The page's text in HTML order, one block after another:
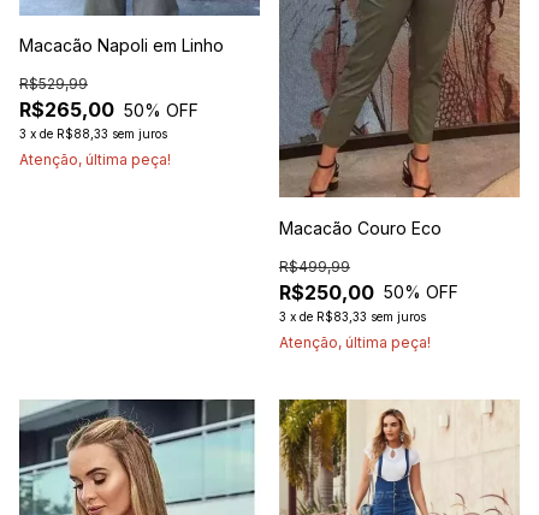
Macacão Napoli em Linho
R$265,00
R$529,99
50% OFF
3 x de R$88,33 sem juros
Atenção, última peça!
Macacão Couro Eco
R$250,00
R$499,99
50% OFF
3 x de R$83,33 sem juros
Atenção, última peça!